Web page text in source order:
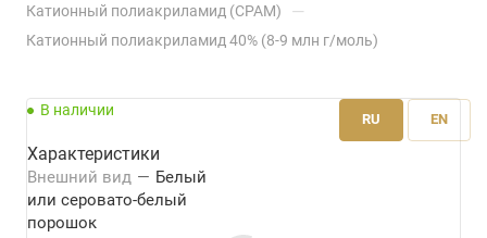
Катионный полиакриламид (CPAM) —
Катионный полиакриламид 40% (8-9 млн г/моль)
В наличии
RU EN
Характеристики
Внешний вид — Белый
или серовато-белый
порошок